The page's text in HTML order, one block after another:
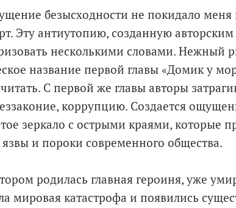
безысходности не покидало
Эту антиутопию, созданную
несколькими словами. Нежный
название первой главы «Домик у
С первой же главы авторы
коррупцию. Создается
зеркало с острыми краями, которые
и пороки современного общества.
родилась главная героиня, уже
мировая катастрофа и появились